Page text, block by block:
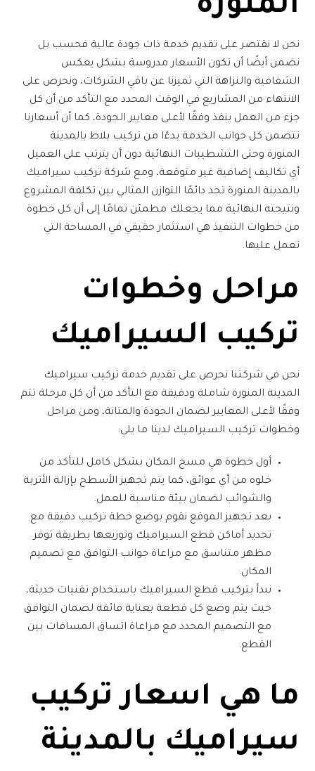
المنورة
نحن لا نقتصر على تقديم خدمة ذات جودة عالية فحسب بل
نضمن أيضًا أن تكون الأسعار مدروسة بشكل يعكس
الشفافية والنزاهة التي تميزنا عن باقي الشركات، ونحرص على
الانتهاء من المشاريع في الوقت المحدد مع التأكد من أن كل
جزء من العمل ينفذ وفقًا لأعلى معايير الجودة، كما أن أسعارنا
تتضمن كل جوانب الخدمة بدءًا من تركيب بلاط بالمدينة
المنورة وحتى التشطيبات النهائية دون أن يترتب على العميل
أي تكاليف إضافية غير متوقعة، ومع شركة تركيب سيراميك
بالمدينة المنورة تجد دائمًا التوازن المثالي بين تكلفة المشروع
ونتيجته النهائية مما يجعلك مطمئن تمامًا إلى أن كل خطوة
من خطوات التنفيذ هي استثمار حقيقي في المساحة التي
تعمل عليها.
مراحل وخطوات
تركيب السيراميك
نحن في شركتنا نحرص على تقديم خدمة تركيب سيراميك
المدينة المنورة شاملة ودقيقة مع التأكد من أن كل مرحلة تتم
وفقًا لأعلى المعايير لضمان الجودة والمتانة، ومن مراحل
وخطوات تركيب السيراميك لدينا ما يلي:
أول خطوة هي مسح المكان بشكل كامل للتأكد من
خلوه من أي عوائق، كما يتم تجهيز الأسطح بإزالة الأتربة
والشوائب لضمان بيئة مناسبة للعمل.
بعد تجهيز الموقع نقوم بوضع خطة تركيب دقيقة مع
تحديد أماكن قطع السيراميك وتوزيعها بطريقة توفر
مظهر متناسق مع مراعاة جوانب التوافق مع تصميم
المكان.
نبدأ بتركيب قطع السيراميك باستخدام تقنيات حديثة،
حيث يتم وضع كل قطعة بعناية فائقة لضمان التوافق
مع التصميم المحدد مع مراعاة اتساق المسافات بين
القطع.
ما هي اسعار تركيب
سيراميك بالمدينة